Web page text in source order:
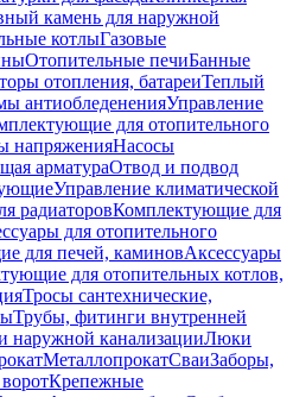
камень для наружной
котлыГазовые
Отопительные печиБанные
отопления, батареиТеплый
антиобледененияУправление
для отопительного
напряженияНасосы
арматураОтвод и подвод
Управление климатической
радиаторовКомплектующие для
для отопительного
для печей, каминовАксессуары
для отопительных котлов,
Тросы сантехнические,
Трубы, фитинги внутренней
наружной канализацииЛюки
МеталлопрокатСваиЗаборы,
Крепежные